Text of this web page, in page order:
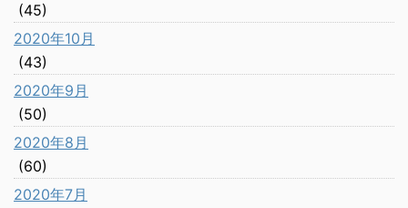
(45)
2020年10月
(43)
2020年9月
(50)
2020年8月
(60)
2020年7月